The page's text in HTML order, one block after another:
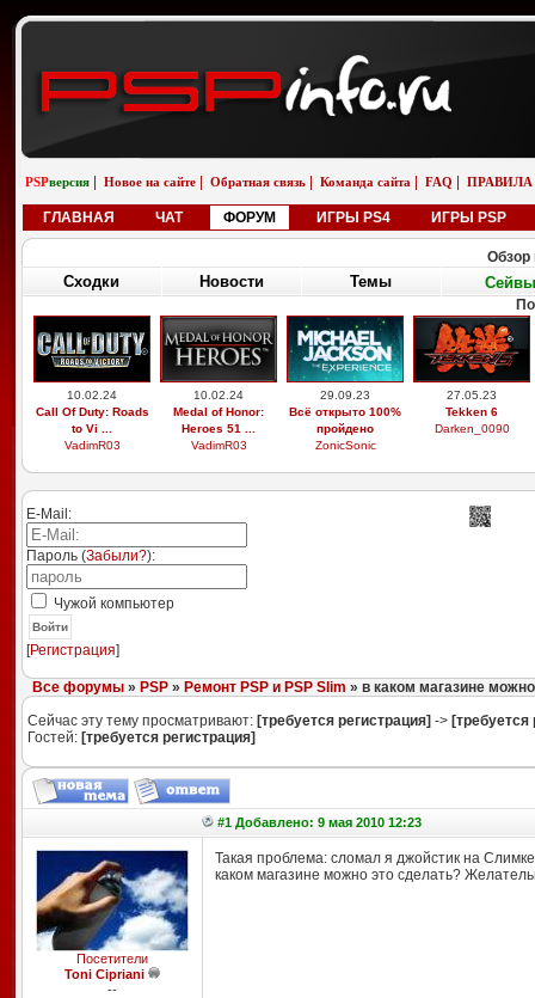
PSPверсия Новое на сайте Обратная связь Команда сайта FAQ ПРАВИЛА
ГЛАВНАЯ ЧАТ ФОРУМ ИГРЫ PS4 ИГРЫ PSP
Обзор
Сходки Новости Темы Сейвы
10.02.24
Call Of Duty: Roads
to Vi ...
VadimR03
10.02.24
Medal of Honor:
Heroes 51 ...
VadimR03
29.09.23
Всё открыто 100%
пройдено
ZonicSonic
27.05.23
Tekken 6
Darken_0090
E-Mail:
Пароль (Забыли?):
Чужой компьютер
Войти
[Регистрация]
Все форумы» PSP» Ремонт PSP и PSP Slim » в каком магазине
Сейчас эту тему просматривают: [требуется регистрация] -> [требуется
Гостей: [требуется регистрация]
#1 Добавлено: 9 мая 2010 12:23
Посетители
Toni Cipriani
--
Такая проблема: сломал я джойстик на
каком магазине можно это сделать?